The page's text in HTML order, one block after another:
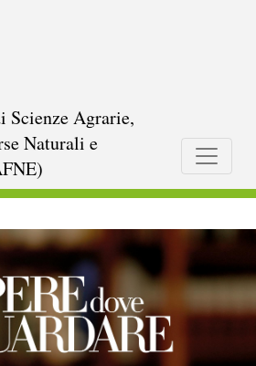
Scienze Agrarie,
Naturali e